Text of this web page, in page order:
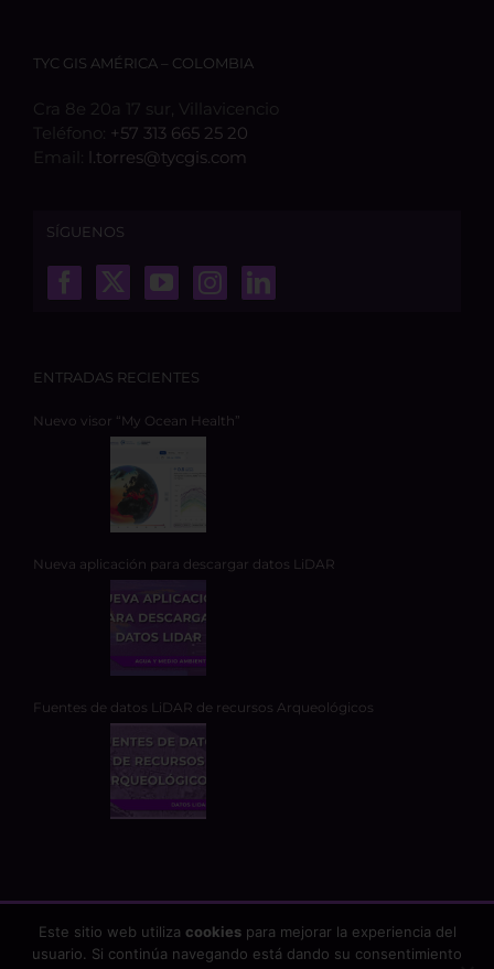
TYC GIS AMÉRICA – COLOMBIA
Cra 8e 20a 17 sur, Villavicencio
Teléfono: +57 313 665 25 20
Email: l.torres@tycgis.com
SÍGUENOS
ENTRADAS RECIENTES
Nuevo visor “My Ocean Health”
Nueva aplicación para descargar datos LiDAR
Fuentes de datos LiDAR de recursos Arqueológicos
Este sitio web utiliza cookiespara mejorar la experiencia del
usuario. Si continúa navegando está dando su consentimiento